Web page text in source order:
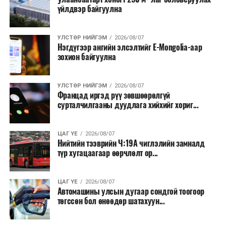
салбар бүрдээ урсгал зардлыг 20 хувиар бууруулах,
нөхөн томилгоо хийхгүй байх, аялал, амралт, зугаалга,
хамт олны урлаг, спортын арга хэмжээг зохион
байгуулахгүй байх, төрийн албанд шинэ орон тоо бий
болгохгүй байх, эрчим хүчний хэрэглээг хэмнэх, хурал,
сургалтыг цахим хэлбэрт шилжүүлэх, төрийн албан
хаагчдыг зарим өдрүүдэд цахимаар ажиллуулах арга
хэмжээг үргэлжлүүлэхийг үүрэг болголоо.
Төсвийн сахилга бат сайжирч, эдийн засгийн нөхцөл
хязгаарлалтыг үе шаттайгаар сулруулах юм.
үйлдвэр байгуулна
УЛСТӨР НИЙГЭМ 2026/08/07
Нэгдүгээр ангийн элсэлтийг E-Mongolia-аар
зохион байгуулна
УЛСТӨР НИЙГЭМ 2026/08/07
Францад иргэд рүү зөвшөөрөлгүй
сурталчилгааны дуудлага хийхийг хориг...
ЦАГ ҮЕ 2026/08/07
Нийтийн тээврийн Ч:19А чиглэлийн замналд
түр хугацаагаар өөрчлөлт ор...
ЦАГ ҮЕ 2026/08/07
Автомашины улсын дугаар сондгой тоогоор
төгссөн бол өнөөдөр шатахуун...